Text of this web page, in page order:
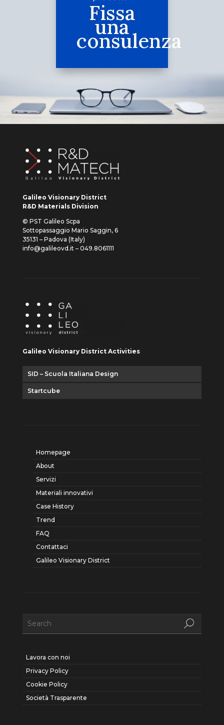
Fissa
una
consulenza
Galileo Visionary District
R&D Materials Division
© PST Galileo Scpa
Sottopassaggio Mario Saggin, 6
35131 – Padova (Italy)
info@galileovd.it – 049.8061111
Galileo Visionary District Activities
SID – Scuola Italiana Design
Startcube
Homepage
About
Servizi
Materiali innovativi
Case History
Trend
FAQ
Contattaci
Galileo Visionary District
Lavora con noi
Privacy Policy
Cookie Policy
Società Trasparente